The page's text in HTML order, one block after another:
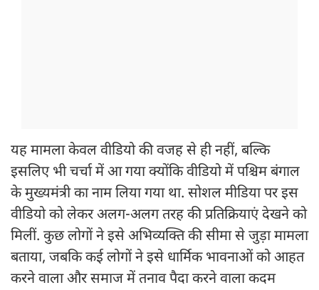
यह मामला केवल वीडियो की वजह से ही नहीं, बल्कि
इसलिए भी चर्चा में आ गया क्योंकि वीडियो में पश्चिम बंगाल
के मुख्यमंत्री का नाम लिया गया था. सोशल मीडिया पर इस
वीडियो को लेकर अलग-अलग तरह की प्रतिक्रियाएं देखने को
मिलीं. कुछ लोगों ने इसे अभिव्यक्ति की सीमा से जुड़ा मामला
बताया, जबकि कई लोगों ने इसे धार्मिक भावनाओं को आहत
करने वाला और समाज में तनाव पैदा करने वाला कदम